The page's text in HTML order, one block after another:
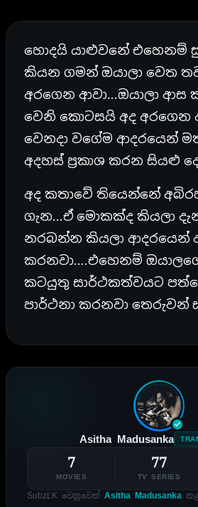
හොදයි යාළුවනේ එහෙනම්
කියන ගමන් ඔයාලා වෙත
අරගෙන ආවා…ඔයාලා ආස
වෙනි කොටසයි අද අරගෙන
වෙනදා වගේම ආදරයෙන්
අදහස් ප්‍රකාශ කරන සියළු
අද කතාවේ තියෙන්නේ
ගැන…ඒ මොකක්ද කියලා
නරබන්න කියලා ආදරයෙන්
කරනවා….එහෙනම්
කටයුතු සාර්ථකත්වයට
පාර්ථනා කරනවා තෙරුවන්
Asitha Madusanka
7
MOVIES
77
TV SERIES
SubzLK වෙනුවෙන් Asitha Madusanka